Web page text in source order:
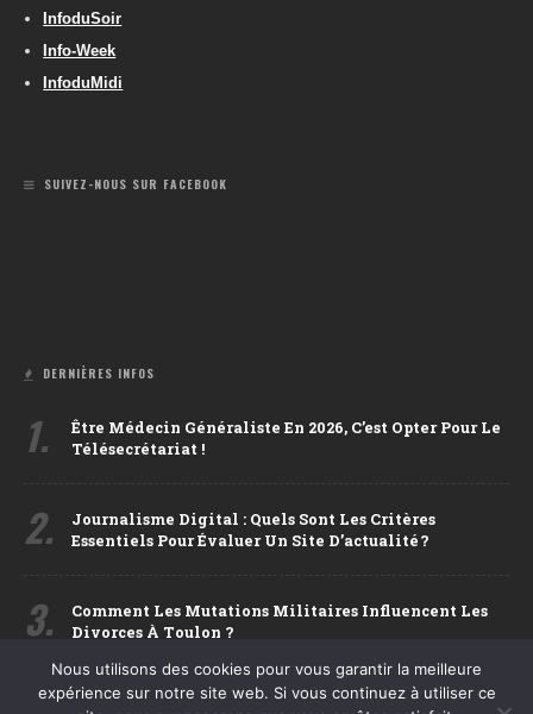
InfoduSoir
Info-Week
InfoduMidi
SUIVEZ-NOUS SUR FACEBOOK
DERNIÈRES INFOS
1.
Être Médecin Généraliste En 2026, C’est Opter Pour Le
Télésecrétariat !
2.
Journalisme Digital : Quels Sont Les Critères
Essentiels Pour Évaluer Un Site D’actualité ?
3.
Comment Les Mutations Militaires Influencent Les
Divorces À Toulon ?
PG VG C’est Quoi ? Tout Savoir Sur Ces Deux Bases De
Nous utilisons des cookies pour vous garantir la meilleure
expérience sur notre site web. Si vous continuez à utiliser ce